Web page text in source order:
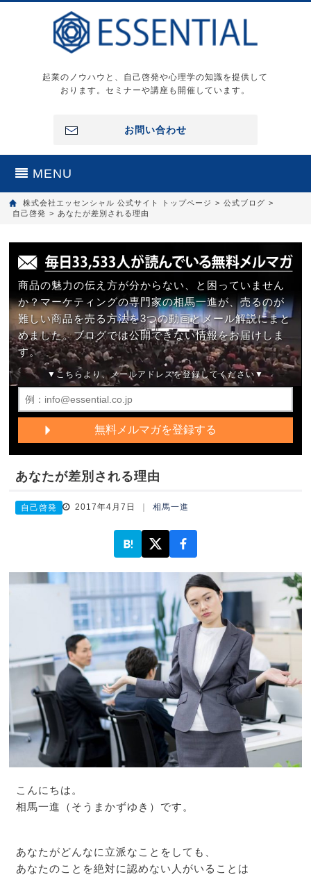
起業のノウハウと、自己啓発や心理学の知識を提供して
おります。セミナーや講座も開催しています。
お問い合わせ
MENU
株式会社エッセンシャル 公式サイト トップページ > 公式ブログ >
自己啓発 > あなたが差別される理由
商品の魅力の伝え方が分からない、と困っていません
か？マーケティングの専門家の相馬一進が、売るのが
難しい商品を売る方法を3つの動画とメール解説にまと
めました。ブログでは公開できない情報をお届けしま
す。
▼こちらより、メールアドレスを登録してください▼
あなたが差別される理由
自己啓発 2017年4月7日 相馬一進
こんにちは。
相馬一進（そうまかずゆき）です。
あなたがどんなに立派なことをしても、
あなたのことを絶対に認めない人がいることは